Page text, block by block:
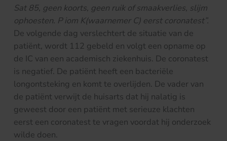
Sat 85, geen koorts, geen ruik of smaakverlies, slijm
ophoesten. P iom K(waarnemer C) eerst coronatest”.
De volgende dag verslechtert de situatie van de
patiënt, wordt 112 gebeld en volgt een opname op
de IC van een academisch ziekenhuis. De coronatest
is negatief. De patiënt heeft een bacteriële
longontsteking en komt te overlijden. De vader van
de patiënt verwijt de huisarts dat hij nalatig is
geweest door een patiënt met serieuze klachten
eerst een coronatest te vragen voordat hij onderzoek
wilde doen.